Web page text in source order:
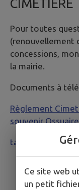
CIMETIÈRE
Pour toutes
(renouvellement
concessions,
la mairie.
Documents à
Règlement
souvenir Ossuaire
tarifs cimetière
Ce site web
un petit